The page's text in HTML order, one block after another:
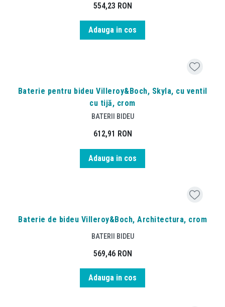
554,23 RON
Adauga in cos
Baterie pentru bideu Villeroy&Boch, Skyla, cu ventil
cu tijă, crom
BATERII BIDEU
612,91 RON
Adauga in cos
Baterie de bideu Villeroy&Boch, Architectura, crom
BATERII BIDEU
569,46 RON
Adauga in cos